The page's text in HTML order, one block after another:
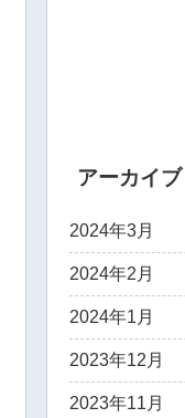
アーカイブ
2024年3月
2024年2月
2024年1月
2023年12月
2023年11月